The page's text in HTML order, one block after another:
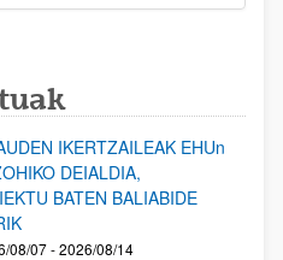
IKERTZAILEAK EHUn
DEIALDIA,
BATEN BALIABIDE
08/07 - 2026/08/14